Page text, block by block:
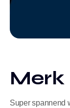
Super spannend